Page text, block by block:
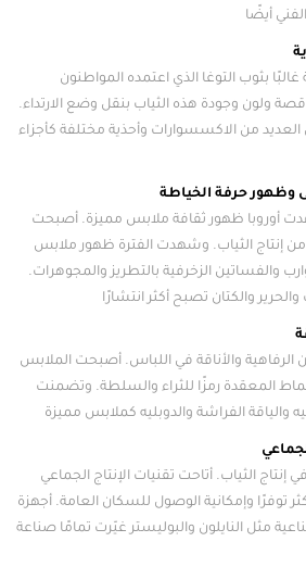
غالبًا بثوب التوغا الذي اعتمده المواطنون
ولون وجودة هذه الثياب بنقل وضع الارتداء.
العديد من الاكسسوارات وأحذية مختلفة كأجزاء
وظهور حرفة الخياطة
أوروبا ظهور ثقافة ملابس مميزة. أصبحت
إنتاج الثياب. وشهدت الفترة ظهور ملابس
والفساتين الزخرفية بالتطريز والمجوهرات.
والأناقة في اللباس. أصبحت الملابس
المعقدة رمزًا للثراء والسلطة. وتضمنت
إنتاج الثياب. أتاحت تقنيات الإنتاج الجماعي
توفرًا وإمكانية الوصول للسكان العامة. أجهزة
مثل النايلون والبوليستر غيّرت تمامًا صناعة